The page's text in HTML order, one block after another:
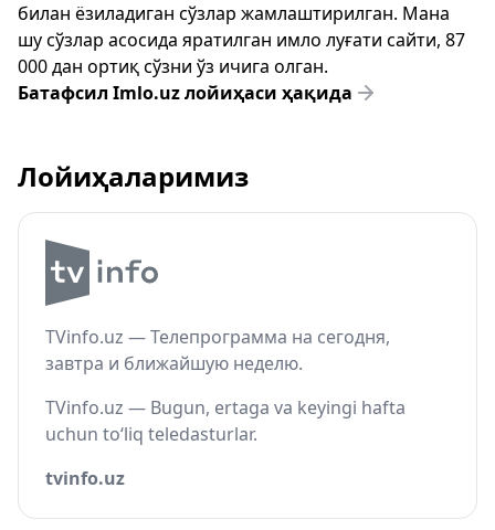
билан ёзиладиган сўзлар жамлаштирилган. Мана
шу сўзлар асосида яратилган имло луғати сайти, 87
000 дан ортиқ сўзни ўз ичига олган.
Батафсил Imlo.uz лойиҳаси ҳақида
Лойиҳаларимиз
TVinfo.uz — Телепрограмма на сегодня,
завтра и ближайшую неделю.
TVinfo.uz — Bugun, ertaga va keyingi hafta
uchun to‘liq teledasturlar.
tvinfo.uz